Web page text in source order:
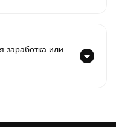
заработка или